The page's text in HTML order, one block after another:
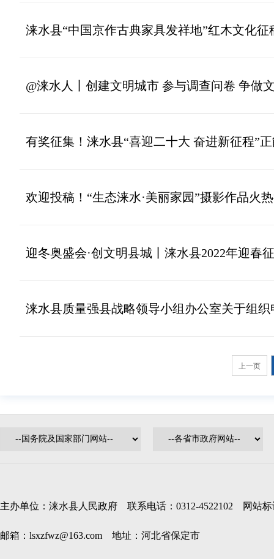
涞水县“中国京作古典家具发祥地”红木文化征
@涞水人丨创建文明城市 参与调查问卷 争做
有奖征集！涞水县“喜迎二十大 奋进新征程”
欢迎投稿！“生态涞水·美丽家园”摄影作品火
迎冬奥盛会·创文明县城丨涞水县2022年迎春
涞水县质量强县战略领导小组办公室关于组
上一页
主办单位：涞水县人民政府 联系电话：0312-4522102 网站标
邮箱：lsxzfwz@163.com 地址：河北省保定市